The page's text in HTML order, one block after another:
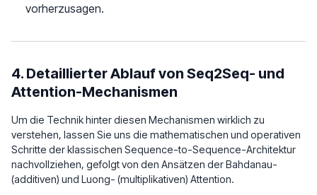
vorherzusagen.
4. Detaillierter Ablauf von Seq2Seq- und
Attention-Mechanismen
Um die Technik hinter diesen Mechanismen wirklich zu
verstehen, lassen Sie uns die mathematischen und operativen
Schritte der klassischen Sequence-to-Sequence-Architektur
nachvollziehen, gefolgt von den Ansätzen der Bahdanau-
(additiven) und Luong- (multiplikativen) Attention.